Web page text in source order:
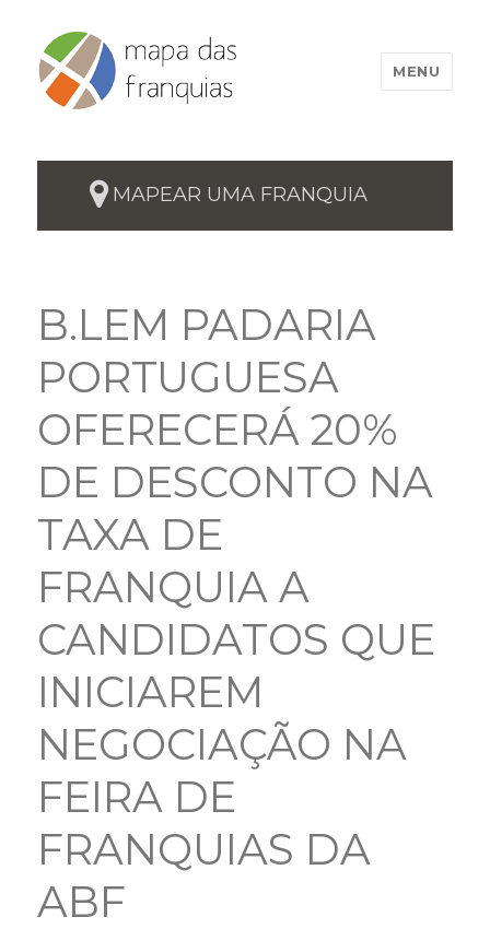
MENU
MAPEAR UMA FRANQUIA
B.LEM PADARIA
PORTUGUESA
OFERECERÁ 20%
DE DESCONTO NA
TAXA DE
FRANQUIA A
CANDIDATOS QUE
INICIAREM
NEGOCIAÇÃO NA
FEIRA DE
FRANQUIAS DA
ABF